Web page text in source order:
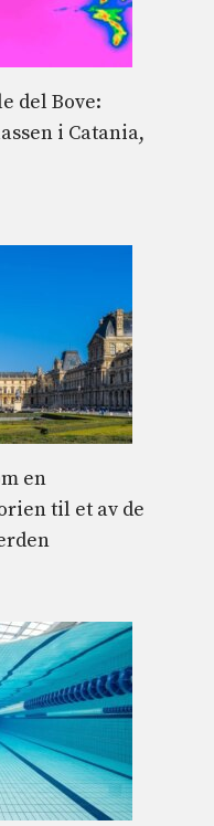
del Bove:
i Catania,
en
til et av de